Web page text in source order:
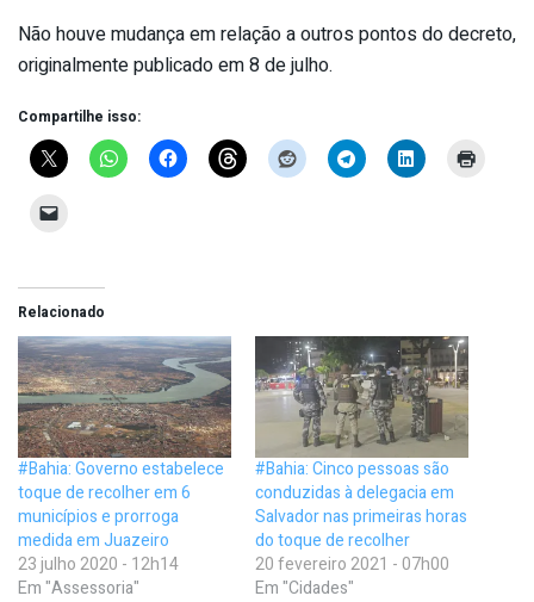
Não houve mudança em relação a outros pontos do decreto,
originalmente publicado em 8 de julho.
Compartilhe isso:
Relacionado
#Bahia: Governo estabelece
toque de recolher em 6
municípios e prorroga
medida em Juazeiro
23 julho 2020 - 12h14
Em "Assessoria"
#Bahia: Cinco pessoas são
conduzidas à delegacia em
Salvador nas primeiras horas
do toque de recolher
20 fevereiro 2021 - 07h00
Em "Cidades"